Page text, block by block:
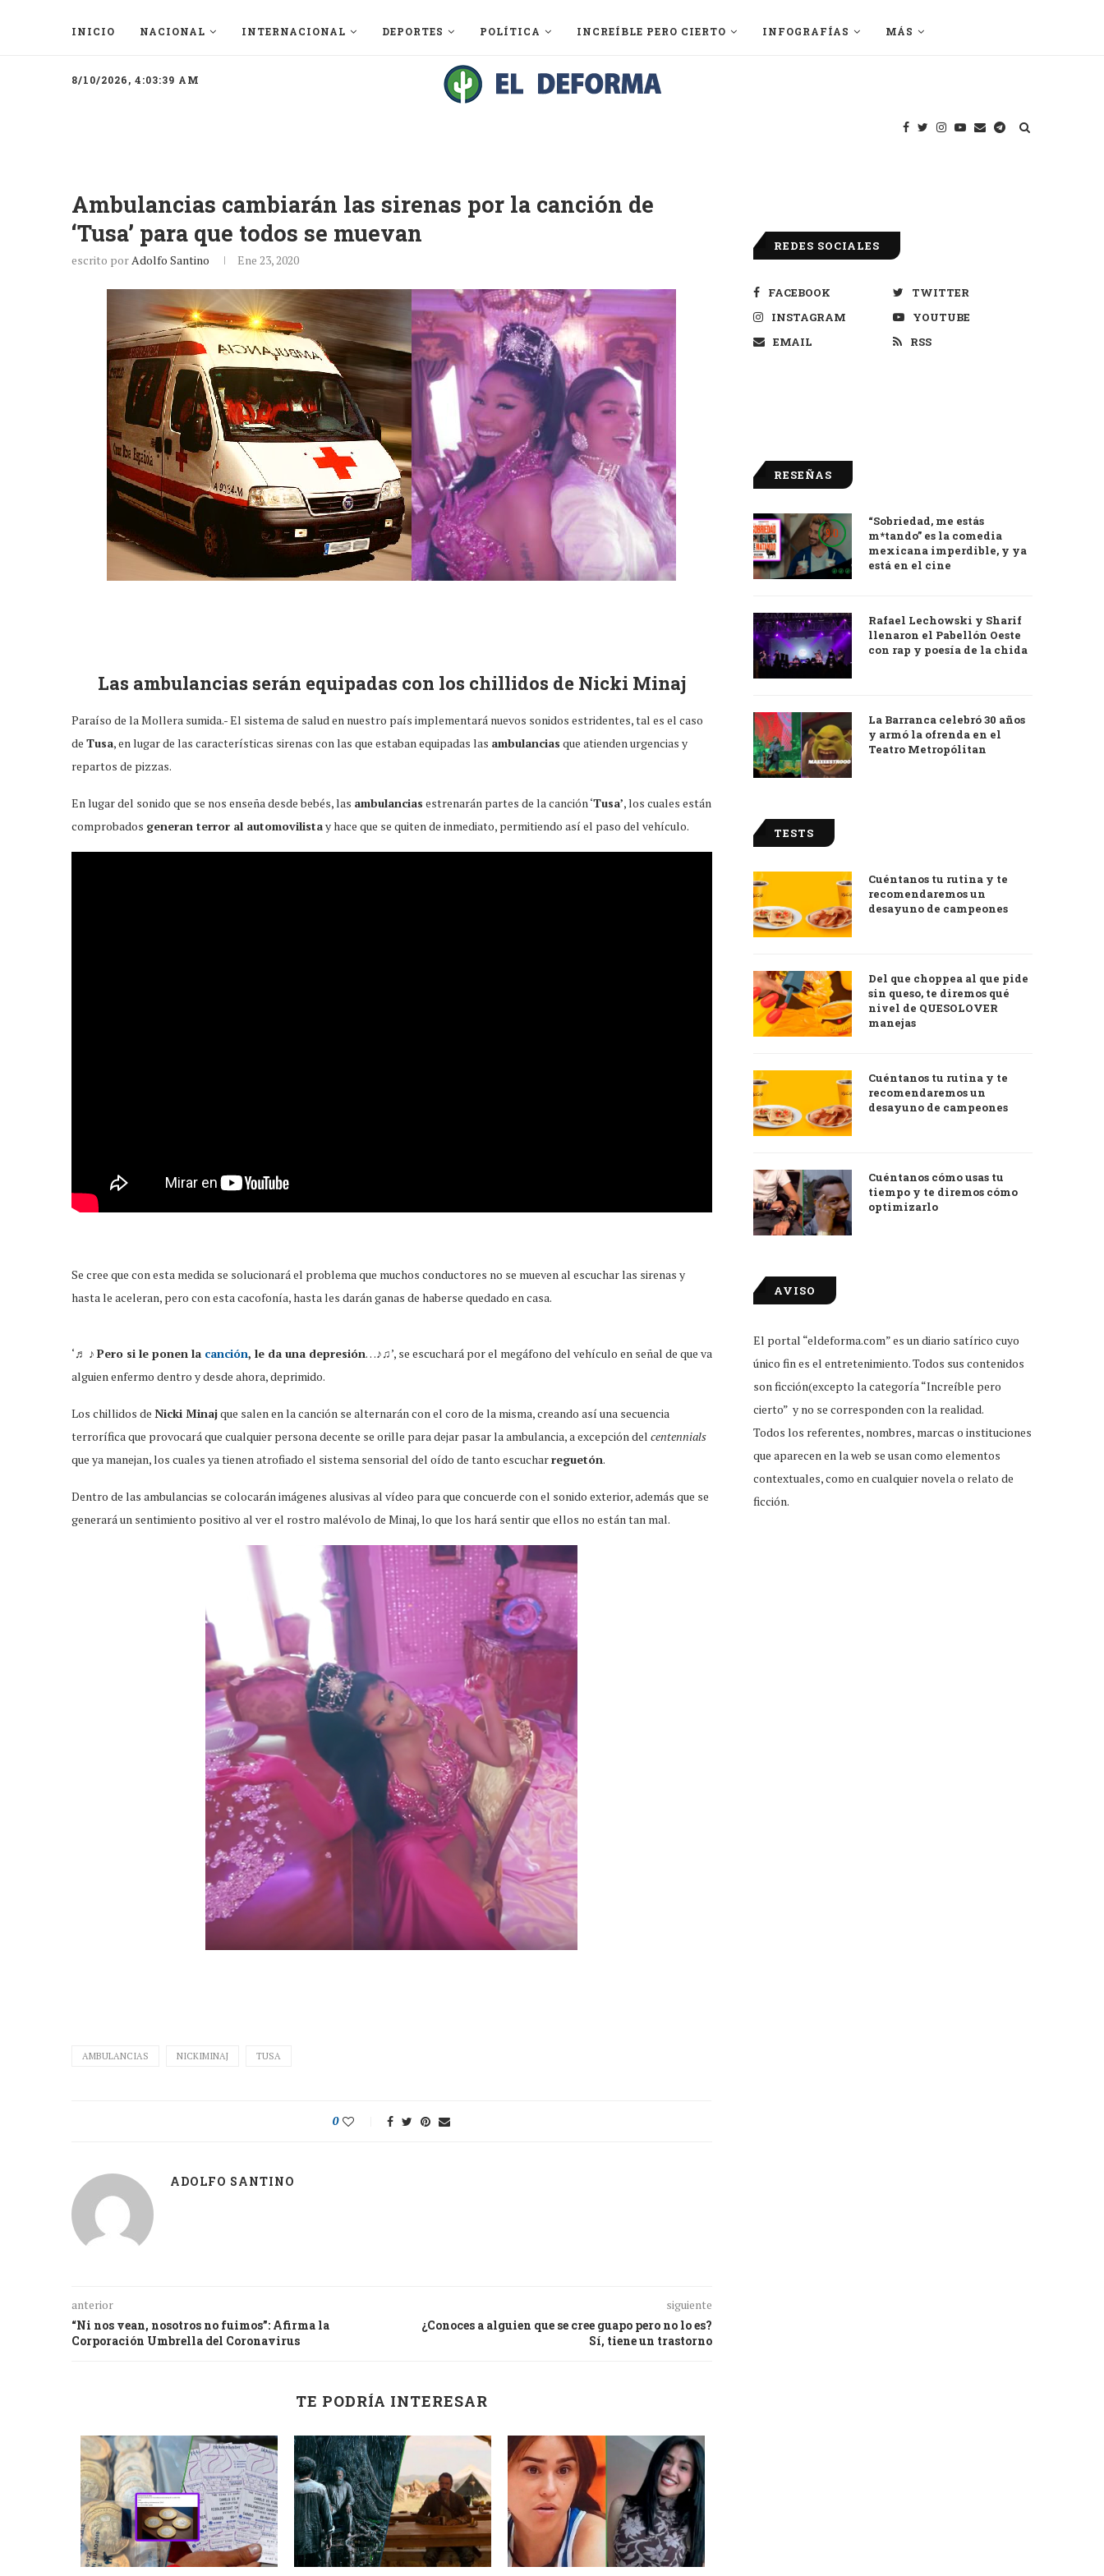
INICIO NACIONAL INTERNACIONAL DEPORTES POLÍTICA INCREÍBLE PERO CIERTO INFOGRAFÍAS MÁS
8/10/2026, 4:03:39 AM
Ambulancias cambiarán las sirenas por la canción de
‘Tusa’ para que todos se muevan
escrito porAdolfo Santino Ene 23, 2020
Las ambulancias serán equipadas con los chillidos de Nicki Minaj
Paraíso de la Mollera sumida.- El sistema de salud en nuestro país implementará nuevos sonidos estridentes, tal es el caso
de Tusa, en lugar de las características sirenas con las que estaban equipadas las ambulancias que atienden urgencias y
repartos de pizzas.
En lugar del sonido que se nos enseña desde bebés, las ambulancias estrenarán partes de la canción ‘Tusa’, los cuales están
comprobados generan terror al automovilistay hace que se quiten de inmediato, permitiendo así el paso del vehículo.
Se cree que con esta medida se solucionará el problema que muchos conductores no se mueven al escuchar las sirenas y
hasta le aceleran, pero con esta cacofonía, hasta les darán ganas de haberse quedado en casa.
‘♬ ♪ Pero si le ponen la canción, le da una depresión…♪♫’, se escuchará por el megáfono del vehículo en señal de que va
alguien enfermo dentro y desde ahora, deprimido.
Los chillidos de Nicki Minajque salen en la canción se alternarán con el coro de la misma, creando así una secuencia
terrorífica que provocará que cualquier persona decente se orille para dejar pasar la ambulancia, a excepción del centennials
que ya manejan, los cuales ya tienen atrofiado el sistema sensorial del oído de tanto escucharreguetón.
Dentro de las ambulancias se colocarán imágenes alusivas al vídeo para que concuerde con el sonido exterior, además que se
generará un sentimiento positivo al ver el rostro malévolo de Minaj, lo que los hará sentir que ellos no están tan mal.
AMBULANCIAS NICKIMINAJ TUSA
0
ADOLFO SANTINO
anterior
“Ni nos vean, nosotros no fuimos”: Afirma la
Corporación Umbrella del Coronavirus
siguiente
¿Conoces a alguien que se cree guapo pero no lo es?
Sí, tiene un trastorno
TE PODRÍA INTERESAR
REDES SOCIALES
FACEBOOK
TWITTER
INSTAGRAM
YOUTUBE
EMAIL
RSS
RESEÑAS
9.0
“Sobriedad, me estás
m*tando” es la comedia
mexicana imperdible, y ya
está en el cine
Rafael Lechowski y Sharif
llenaron el Pabellón Oeste
con rap y poesía de la chida
La Barranca celebró 30 años
y armó la ofrenda en el
Teatro Metropólitan
TESTS
Cuéntanos tu rutina y te
recomendaremos un
desayuno de campeones
Del que choppea al que pide
sin queso, te diremos qué
nivel de QUESOLOVER
manejas
Cuéntanos tu rutina y te
recomendaremos un
desayuno de campeones
Cuéntanos cómo usas tu
tiempo y te diremos cómo
optimizarlo
AVISO
El portal “eldeforma.com” es un diario satírico cuyo
único fin es el entretenimiento. Todos sus contenidos
son ficción(excepto la categoría “Increíble pero
cierto” y no se corresponden con la realidad.
Todos los referentes, nombres, marcas o instituciones
que aparecen en la web se usan como elementos
contextuales, como en cualquier novela o relato de
ficción.